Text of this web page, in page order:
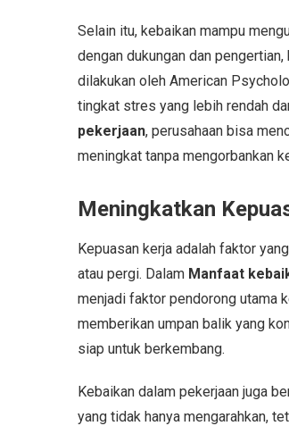
Selain itu, kebaikan mampu
dengan dukungan dan
dilakukan oleh American
tingkat stres yang lebih rendah
pekerjaan, perusahaan bisa
meningkat tanpa mengorbankan
Meningkatkan
Kepuasan kerja adalah faktor
atau pergi. Dalam Manfaat
menjadi faktor pendorong utama
memberikan umpan balik yang
siap untuk berkembang.
Kebaikan dalam pekerjaan juga
yang tidak hanya mengarahkan,